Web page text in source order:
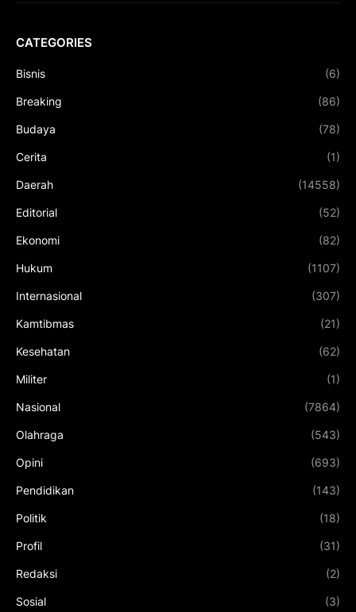
CATEGORIES
Bisnis (6)
Breaking (86)
Budaya (78)
Cerita (1)
Daerah (14558)
Editorial (52)
Ekonomi (82)
Hukum (1107)
Internasional (307)
Kamtibmas (21)
Kesehatan (62)
Militer (1)
Nasional (7864)
Olahraga (543)
Opini (693)
Pendidikan (143)
Politik (18)
Profil (31)
Redaksi (2)
Sosial (3)